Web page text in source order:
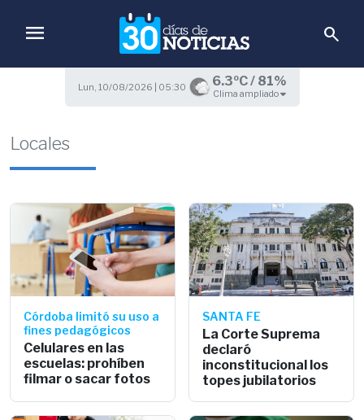
menu search
Lun, 10/08/2026 | 05:30 6.3ºC / 81%
Clima ampliado
Locales
Córdoba limitó su uso a
fines pedagógicos
Celulares en las
escuelas: prohíben
filmar o sacar fotos
SANTA FE
La Corte Suprema
declaró
inconstitucional los
topes jubilatorios